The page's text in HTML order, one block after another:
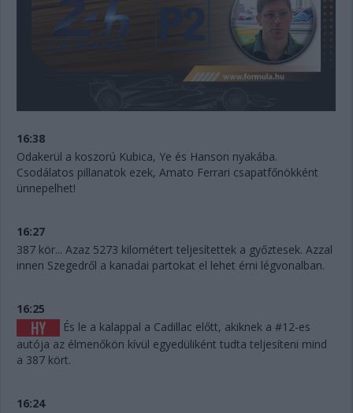
16:38
Odakerül a koszorú Kubica, Ye és Hanson nyakába.
Csodálatos pillanatok ezek, Amato Ferrari csapatfőnökként
ünnepelhet!
16:27
387 kör... Azaz 5273 kilométert teljesítettek a győztesek. Azzal
innen Szegedről a kanadai partokat el lehet érni légvonalban.
16:25
És le a kalappal a Cadillac előtt, akiknek a #12-es
autója az élmenőkön kívül egyedüliként tudta teljesíteni mind
a 387 kört.
16:24